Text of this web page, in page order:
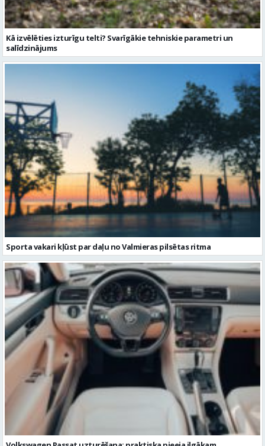
Sporta vakari kļūst par daļu no Valmieras pilsētas ritma
Volkswagen Passat uzturēšana: praktiska pieeja ilgākam
kalpošanas laikam